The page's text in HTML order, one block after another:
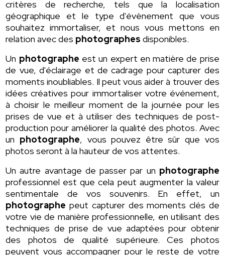
critères de recherche, tels que la localisation
géographique et le type d'évènement que vous
souhaitez immortaliser, et nous vous mettons en
relation avec des photographes disponibles.
Un photographe est un expert en matière de prise
de vue, d'éclairage et de cadrage pour capturer des
moments inoubliables. Il peut vous aider à trouver des
idées créatives pour immortaliser votre événement,
à choisir le meilleur moment de la journée pour les
prises de vue et à utiliser des techniques de post-
production pour améliorer la qualité des photos. Avec
un photographe, vous pouvez être sûr que vos
photos seront à la hauteur de vos attentes.
Un autre avantage de passer par un photographe
professionnel est que cela peut augmenter la valeur
sentimentale de vos souvenirs. En effet, un
photographe peut capturer des moments clés de
votre vie de manière professionnelle, en utilisant des
techniques de prise de vue adaptées pour obtenir
des photos de qualité supérieure. Ces photos
peuvent vous accompagner pour le reste de votre